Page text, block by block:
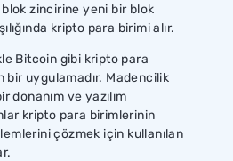
zincirine yeni bir blok
kripto para birimi alır.
Bitcoin gibi kripto para
bir uygulamadır. Madencilik
donanım ve yazılım
kripto para birimlerinin
çözmek için kullanılan